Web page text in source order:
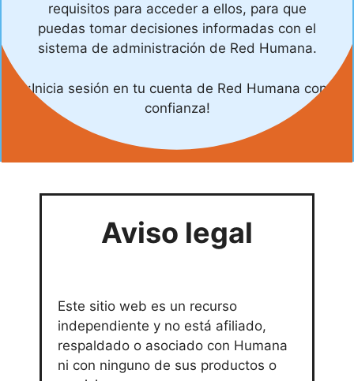
requisitos para acceder a ellos, para que
puedas tomar decisiones informadas con el
sistema de administración de Red Humana.
¡Inicia sesión en tu cuenta de Red Humana con
confianza!
Aviso legal
Este sitio web es un recurso
independiente y no está afiliado,
respaldado o asociado con Humana
ni con ninguno de sus productos o